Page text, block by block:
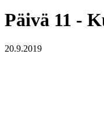
Päivä 11 -
20.9.2019